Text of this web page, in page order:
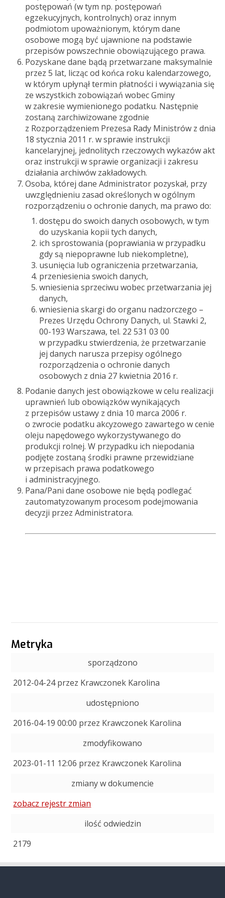
postępowań (w tym np. postępowań
egzekucyjnych, kontrolnych) oraz innym
podmiotom upoważnionym, którym dane
osobowe mogą być ujawnione na podstawie
przepisów powszechnie obowiązującego prawa.
Pozyskane dane bądą przetwarzane maksymalnie
przez 5 lat, licząc od końca roku kalendarzowego,
w którym upłynął termin płatności i wywiązania się
ze wszystkich zobowiązań wobec Gminy
w zakresie wymienionego podatku. Następnie
zostaną zarchiwizowane zgodnie
z Rozporządzeniem Prezesa Rady Ministrów z dnia
18 stycznia 2011 r. w sprawie instrukcji
kancelaryjnej, jednolitych rzeczowych wykazów akt
oraz instrukcji w sprawie organizacji i zakresu
działania archiwów zakładowych.
Osoba, której dane Administrator pozyskał, przy
uwzględnieniu zasad określonych w ogólnym
rozporządzeniu o ochronie danych, ma prawo do:
dostępu do swoich danych osobowych, w tym
do uzyskania kopii tych danych,
ich sprostowania (poprawiania w przypadku
gdy są niepoprawne lub niekompletne),
usunięcia lub ograniczenia przetwarzania,
przeniesienia swoich danych,
wniesienia sprzeciwu wobec przetwarzania jej
danych,
wniesienia skargi do organu nadzorczego –
Prezes Urzędu Ochrony Danych, ul. Stawki 2,
00-193 Warszawa, tel. 22 531 03 00
w przypadku stwierdzenia, że przetwarzanie
jej danych narusza przepisy ogólnego
rozporządzenia o ochronie danych
osobowych z dnia 27 kwietnia 2016 r.
Podanie danych jest obowiązkowe w celu realizacji
uprawnień lub obowiązków wynikających
z przepisów ustawy z dnia 10 marca 2006 r.
o zwrocie podatku akcyzowego zawartego w cenie
oleju napędowego wykorzystywanego do
produkcji rolnej. W przypadku ich niepodania
podjęte zostaną środki prawne przewidziane
w przepisach prawa podatkowego
i administracyjnego.
Pana/Pani dane osobowe nie będą podlegać
zautomatyzowanym procesom podejmowania
decyzji przez Administratora.
Metryka
sporządzono
2012-04-24 przez Krawczonek Karolina
udostępniono
2016-04-19 00:00 przez Krawczonek Karolina
zmodyfikowano
2023-01-11 12:06 przez Krawczonek Karolina
zmiany w dokumencie
zobacz rejestr zmian
ilość odwiedzin
2179